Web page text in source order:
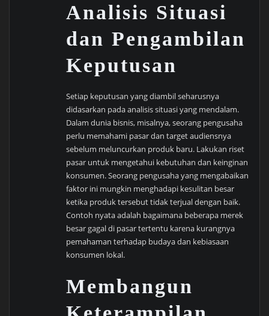
Analisis Situasi
dan Pengambilan
Keputusan
Setiap keputusan yang diambil seharusnya
didasarkan pada analisis situasi yang mendalam.
Dalam dunia bisnis, misalnya, seorang pengusaha
perlu memahami pasar dan target audiensnya
sebelum meluncurkan produk baru. Lakukan riset
pasar untuk mengetahui kebutuhan dan keinginan
konsumen. Seorang pengusaha yang mengabaikan
faktor ini mungkin menghadapi kesulitan besar
ketika produk tersebut tidak terjual dengan baik.
Contoh nyata adalah bagaimana beberapa merek
besar gagal di pasar tertentu karena kurangnya
pemahaman terhadap budaya dan kebiasaan
konsumen lokal.
Membangun